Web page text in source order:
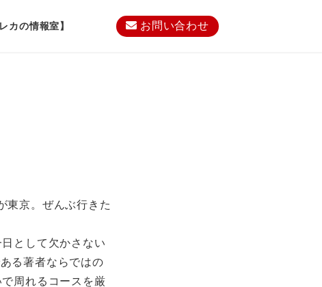
カの情報室】 お問い合わせ
東京。ぜんぶ行きた
として欠かさない
る著者ならではの
周れるコースを厳